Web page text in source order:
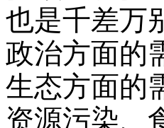
也是千差万
政治方面的
生态方面的
资源污染、